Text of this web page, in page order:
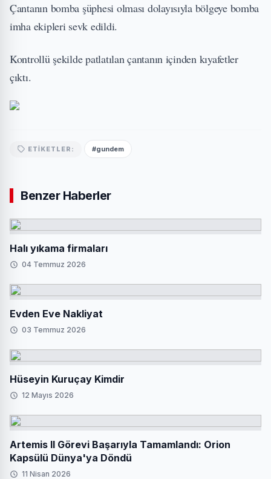
Çantanın bomba şüphesi olması dolayısıyla bölgeye bomba
imha ekipleri sevk edildi.
Kontrollü şekilde patlatılan çantanın içinden kıyafetler
çıktı.
ETIKETLER: #gundem
Benzer Haberler
Halı yıkama firmaları
04 Temmuz 2026
Evden Eve Nakliyat
03 Temmuz 2026
Hüseyin Kuruçay Kimdir
12 Mayıs 2026
Artemis II Görevi Başarıyla Tamamlandı: Orion
Kapsülü Dünya'ya Döndü
11 Nisan 2026